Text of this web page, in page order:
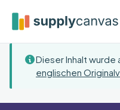
Zum Hauptinhalt
Dieser Inhalt
englischen